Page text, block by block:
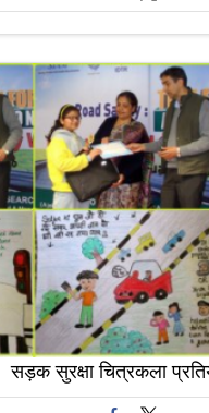
सड़क सुरक्षा चित्रकला